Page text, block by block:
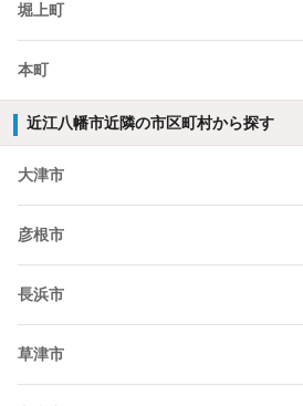
堀上町
本町
近江八幡市近隣の市区町村から探す
大津市
彦根市
長浜市
草津市